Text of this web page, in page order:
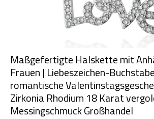
Maßgefertigte Halskette mit
Frauen | Liebeszeichen-
romantische
Zirkonia Rhodium 18 Karat
Messingschmuck Großhandel